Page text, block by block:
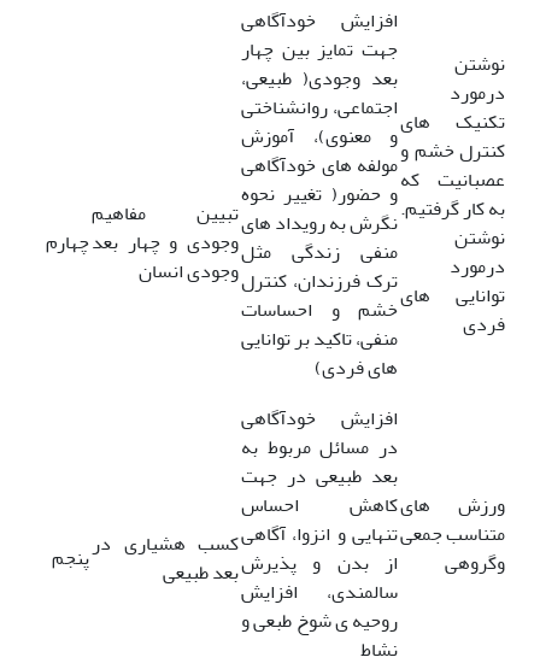
نوشتن
درمورد
تکنیک های
کنترل خشم و
عصبانیت که
به کار گرفتیم.
نوشتن
درمورد
توانایی های
فردی
افزایش خودآگاهی
جهت تمایز بین چهار
بعد وجودی( طبیعی،
اجتماعی، روانشناختی
و معنوی)، آموزش
مولفه های خودآگاهی
و حضور( تغییر نحوه
نگرش به رویداد های
منفی زندگی مثل
ترک فرزندان، کنترل
خشم و احساسات
منفی، تاکید بر توانایی
های فردی)
تبیین مفاهیم
وجودی و چهار بعد
وجودی انسان
چهارم
ورزش های
متناسب جمعی
وگروهی
افزایش خودآگاهی
در مسائل مربوط به
بعد طبیعی در جهت
کاهش احساس
تنهایی و انزوا، آگاهی
از بدن و پذیرش
سالمندی، افزایش
روحیه ی شوخ طبعی و
نشاط
کسب هشیاری در
بعد طبیعی
پنجم